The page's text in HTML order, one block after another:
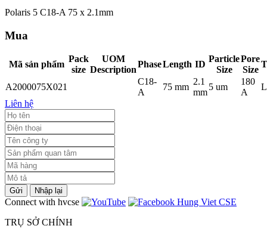
Polaris 5 C18-A 75 x 2.1mm
Mua
Mã sản phẩm
Pack
size
UOM
Description
PhaseLength ID
Particle
Size
Pore
Size
A2000075X021
C18-
A
75 mm
2.1
mm
5 um
180
A
Liên hệ
Gửi Nhập lại
Connect with hvcse
TRỤ SỞ CHÍNH